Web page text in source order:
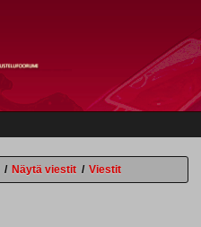
/ Näytä viestit / Viestit